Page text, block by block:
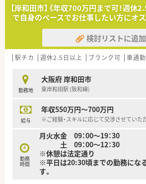
＼ こんな企業です！ ／
■大阪・奈良・和歌山でグループ合わせて
る調剤薬局です。
■2020年に大手調剤薬局のホールディン
厚生や教育研修も利用可能です。
■社内を３つのエリアに分け、それぞれ
が整っています。
■今後の薬局の生き残りを図るべく、「地
を目指し、かかりつけ薬局・薬剤師の積
在宅・施設調剤の促進など、社会ニーズ
を行っております。
及び過誤防止システム」なども導入され
きる環境も整備しております。
■原則として、配属店舗での勤務となり
やマネジメント等級への昇格などの要
■グループ水準の人事評価制度を導入（予
【岸和田市】《年収700万円まで可！週休
で自身のペースでお仕事したい方にオス
検討リストに追加
駅チカ 週休2.5日以上 ブランク可 車通
勤務地
大阪府 岸和田市
東岸和田駅 (阪和線)
給与
年収550万円～700万円
※ご経験・スキルに応じて交渉させていた
勤務
時間
月火水金 09：00～19：30
土 09：00～12：30
※休憩は法定通り
※平日は20:30頃までの勤務にな
す。